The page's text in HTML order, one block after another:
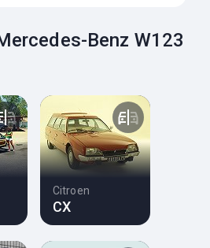
Benz W123
Citroen
CX